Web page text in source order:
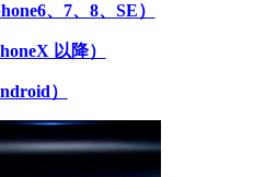
、7、8、SE）
以降）
）